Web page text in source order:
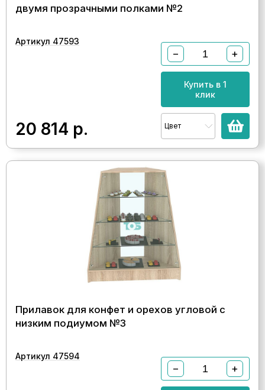
двумя прозрачными полками №2
Артикул 47593
20 814 р.
− +
Купить в 1
клик
Цвет
Прилавок для конфет и орехов угловой с
низким подиумом №3
Артикул 47594
− +